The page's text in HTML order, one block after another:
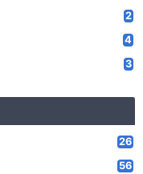
2
4
3
26
56